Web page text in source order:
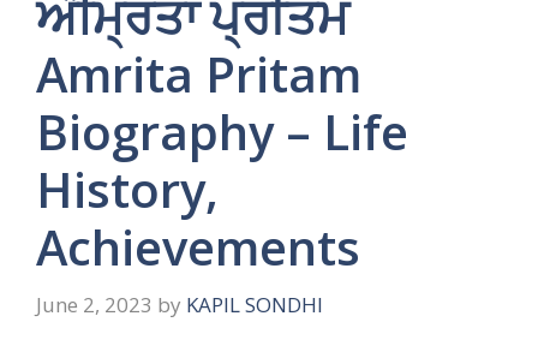
ਅੰਮ੍ਰਿਤਾ ਪ੍ਰੀਤਮ
Amrita Pritam
Biography – Life
History,
Achievements
June 2, 2023 by KAPIL SONDHI